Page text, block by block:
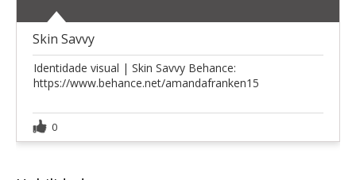
Skin Savvy
Identidade visual | Skin Savvy Behance:
https://www.behance.net/amandafranken15
0